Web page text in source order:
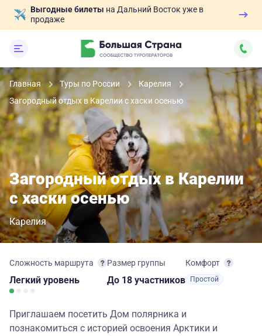
Выгодные билеты на Дальний Восток уже в
продаже
Главная Туры по России
Карелия
Загородный отдых в Карелии с хаски осенью
Загородный отдых в Карелии
с хаски осенью
Карелия
Сложность маршрута
Легкий уровень
Комфорт
Простой
Размер группы
до 18 участников
Приглашаем посетить Дом полярника и
познакомиться с историей освоения Арктики и